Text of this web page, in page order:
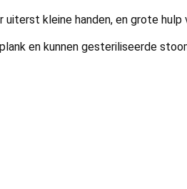
kleine handen, en grote hulp
en kunnen gesteriliseerde